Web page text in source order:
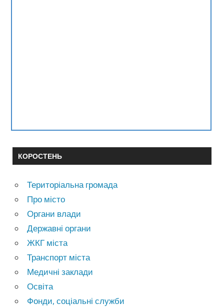
КОРОСТЕНЬ
Територіальна громада
Про місто
Органи влади
Державні органи
ЖКГ міста
Транспорт міста
Медичні заклади
Освіта
Фонди, соціальні служби